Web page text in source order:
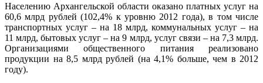
Населению Архангельской области оказано платных услуг на
60,6 млрд рублей (102,4% к уровню 2012 года), в том числе
транспортных услуг – на 18 млрд, коммунальных услуг – на
11 млрд, бытовых услуг – на 9 млрд, услуг связи – на 7,3 млрд.
Организациями общественного питания реализовано
продукции на 8,5 млрд рублей (на 4,1% больше, чем в 2012
году).